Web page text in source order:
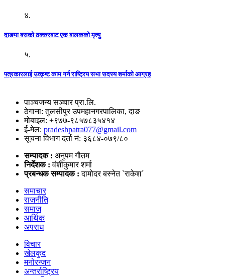
४.
दाङमा बसको ठक्करबाट एक बालकको मृत्यु
५.
पत्रकारलाई उत्कृष्ट काम गर्न राष्ट्रिय सभा सदस्य शर्माको आग्रह
पाञ्चजन्य सञ्चार प्रा.लि.
ठेगाना: तुलसीपुर उपमहानगरपालिका, दाङ
मोबाइल: +९७७-९८५७८३५४१४
ई-मेल: pradeshpatra077@gmail.com
सूचना विभाग दर्ता नं: ३६८४-०७९/८०
सम्पादक : अनुपम गौतम
निर्देशक :वंशीकुमार शर्मा
प्रबन्धक सम्पादक :दामोदर बस्नेत `राकेश´
समाचार
राजनीति
समाज
आर्थिक
अपराध
विचार
खेलकुद
मनोरन्जन
अन्तर्राष्ट्रिय